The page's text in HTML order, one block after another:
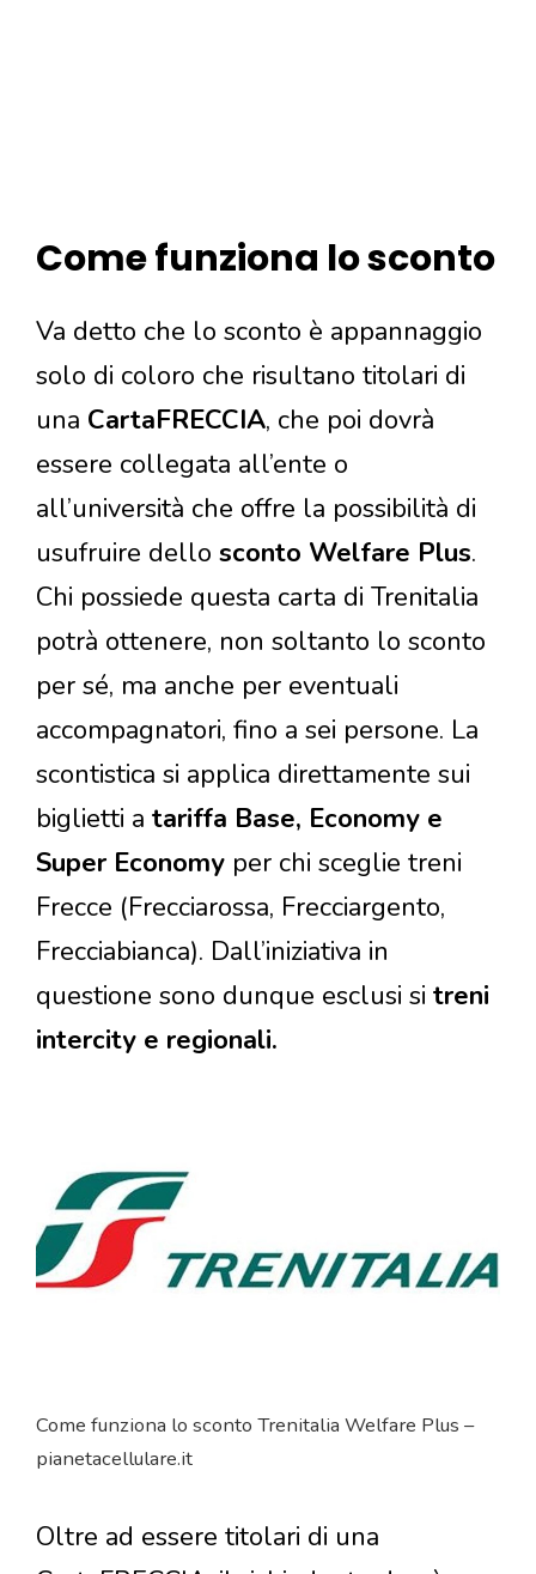
Come funziona lo sconto
Va detto che lo sconto è appannaggio
solo di coloro che risultano titolari di
una CartaFRECCIA, che poi dovrà
essere collegata all’ente o
all’università che offre la possibilità di
usufruire dello sconto Welfare Plus.
Chi possiede questa carta di Trenitalia
potrà ottenere, non soltanto lo sconto
per sé, ma anche per eventuali
accompagnatori, fino a sei persone. La
scontistica si applica direttamente sui
biglietti a tariffa Base, Economy e
Super Economy per chi sceglie treni
Frecce (Frecciarossa, Frecciargento,
Frecciabianca). Dall’iniziativa in
questione sono dunque esclusi si treni
intercity e regionali.
Come funziona lo sconto Trenitalia Welfare Plus –
pianetacellulare.it
Oltre ad essere titolari di una